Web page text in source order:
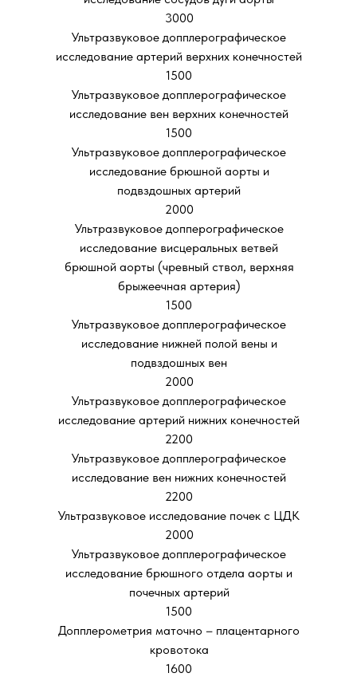
3000
Ультразвуковое допплерографическое
исследование артерий верхних конечностей
1500
Ультразвуковое допплерографическое
исследование вен верхних конечностей
1500
Ультразвуковое допплерографическое
исследование брюшной аорты и
подвздошных артерий
2000
Ультразвуковое допперографическое
исследование висцеральных ветвей
брюшной аорты (чревный ствол, верхняя
брыжеечная артерия)
1500
Ультразвуковое допплерографическое
исследование нижней полой вены и
подвздошных вен
2000
Ультразвуковое допплерографическое
исследование артерий нижних конечностей
2200
Ультразвуковое допплерографическое
исследование вен нижних конечностей
2200
Ультразвуковое исследование почек с ЦДК
2000
Ультразвуковое допплерографическое
исследование брюшного отдела аорты и
почечных артерий
1500
Допплерометрия маточно – плацентарного
кровотока
1600